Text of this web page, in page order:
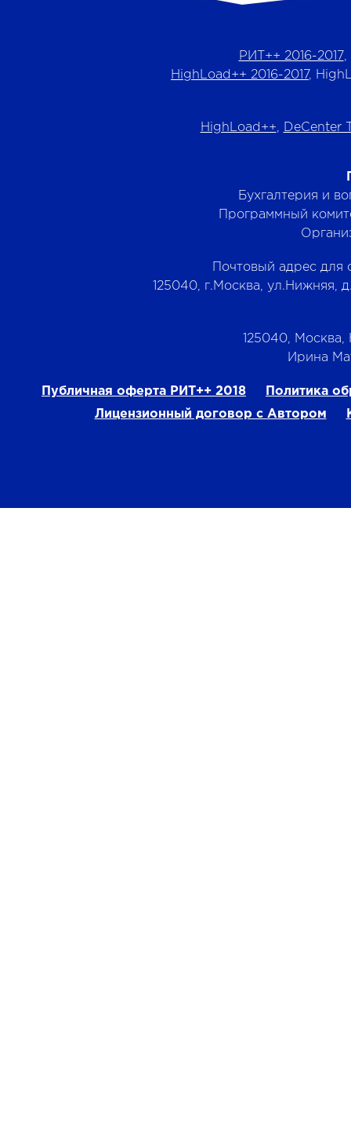
РИТ++ 2016-2017,
HighLoad++ 2016-2017,
HighLoad++, DeCenter
Бухгалтерия и
Программный
Почтовый адрес для
125040, г.Москва, ул.Нижняя,
125040,
‭Ирина
Публичная оферта РИТ++ 2018
Политика
Лицензионный договор с Автором